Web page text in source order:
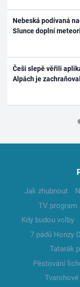
Nebeská podívaná
Slunce doplní
Češi slepě věřili
Alpách je
Jak zhubnout
TV program
Kdy budou volby
7 pádů Honzy
Tatarák
Pěstování